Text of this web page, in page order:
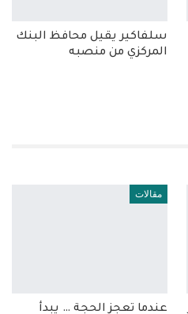
سلفاكير يقيل محافظ البنك
المركزي من منصبه
مقالات
عندما تعجز الحجة … يبدأ